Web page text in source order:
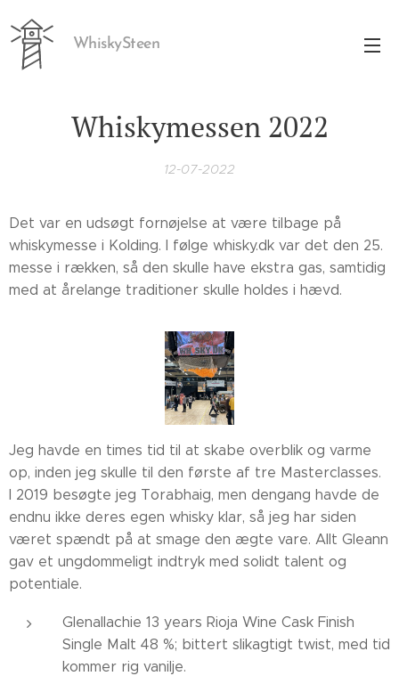
WhiskySteen
Whiskymessen 2022
12-07-2022
Det var en udsøgt fornøjelse at være tilbage på
whiskymesse i Kolding. I følge whisky.dk var det den 25.
messe i rækken, så den skulle have ekstra gas, samtidig
med at årelange traditioner skulle holdes i hævd.
Jeg havde en times tid til at skabe overblik og varme
op, inden jeg skulle til den første af tre Masterclasses.
I 2019 besøgte jeg Torabhaig, men dengang havde de
endnu ikke deres egen whisky klar, så jeg har siden
været spændt på at smage den ægte vare. Allt Gleann
gav et ungdommeligt indtryk med solidt talent og
potentiale.
Glenallachie 13 years Rioja Wine Cask Finish
Single Malt 48 %; bittert slikagtigt twist, med tid
kommer rig vanilje.